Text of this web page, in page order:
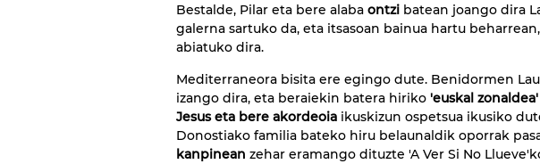
Bestalde, Pilar eta bere alaba ontzi batean joango dira
galerna sartuko da, eta itsasoan bainua hartu
abiatuko dira.
Mediterraneora bisita ere egingo dute. Benidormen
izango dira, eta beraiekin batera hiriko 'euskal zonaldea'
Jesus eta bere akordeoia ikuskizun ospetsua ikusiko
Donostiako familia bateko hiru belaunaldik oporrak
kanpinean zehar eramango dituzte 'A Ver Si No